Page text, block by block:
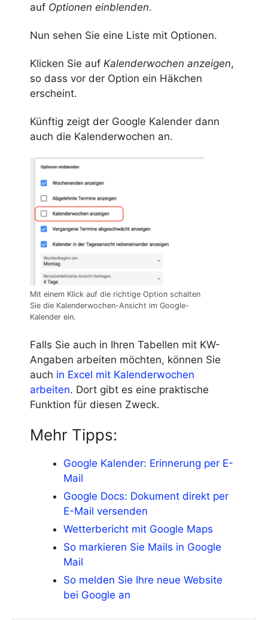
auf Optionen einblenden.
Nun sehen Sie eine Liste mit Optionen.
Klicken Sie auf Kalenderwochen anzeigen,
so dass vor der Option ein Häkchen
erscheint.
Künftig zeigt der Google Kalender dann
auch die Kalenderwochen an.
Mit einem Klick auf die richtige Option schalten
Sie die Kalenderwochen-Ansicht im Google-
Kalender ein.
Falls Sie auch in Ihren Tabellen mit KW-
Angaben arbeiten möchten, können Sie
auch in Excel mit Kalenderwochen
arbeiten. Dort gibt es eine praktische
Funktion für diesen Zweck.
Mehr Tipps:
Google Kalender: Erinnerung per E-
Mail
Google Docs: Dokument direkt per
E-Mail versenden
Wetterbericht mit Google Maps
So markieren Sie Mails in Google
Mail
So melden Sie Ihre neue Website
bei Google an